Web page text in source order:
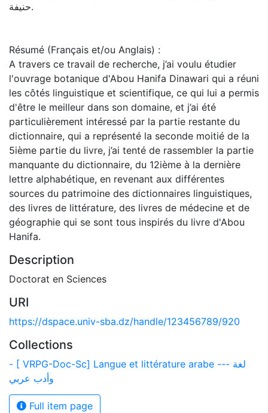
حنيفة.
Résumé (Français et/ou Anglais) :
A travers ce travail de recherche, j’ai voulu étudier
l'ouvrage botanique d'Abou Hanifa Dinawari qui a réuni
les côtés linguistique et scientifique, ce qui lui a permis
d'être le meilleur dans son domaine, et j’ai été
particulièrement intéressé par la partie restante du
dictionnaire, qui a représenté la seconde moitié de la
5ième partie du livre, j’ai tenté de rassembler la partie
manquante du dictionnaire, du 12ième à la dernière
lettre alphabétique, en revenant aux différentes
sources du patrimoine des dictionnaires linguistiques,
des livres de littérature, des livres de médecine et de
géographie qui se sont tous inspirés du livre d'Abou
Hanifa.
Description
Doctorat en Sciences
URI
https://dspace.univ-sba.dz/handle/123456789/920
Collections
- [ VRPG-Doc-Sc] Langue et littérature arabe --- لغة
وأدب عربي
Full item page